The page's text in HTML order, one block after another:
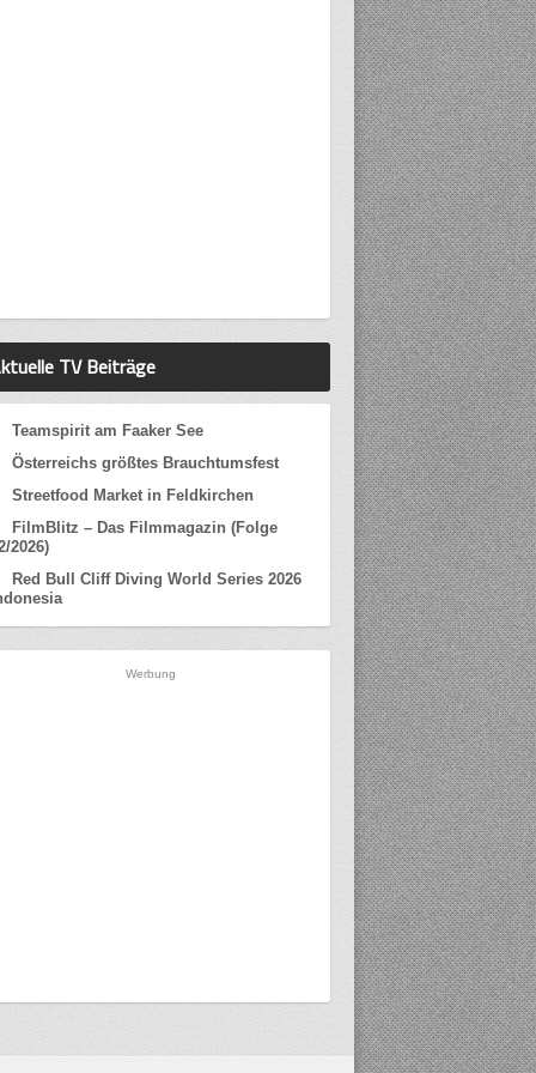
TV Beiträge
Teamspirit am Faaker See
Österreichs größtes Brauchtumsfest
Streetfood Market in Feldkirchen
FilmBlitz – Das Filmmagazin (Folge
2026)
Red Bull Cliff Diving World Series 2026
Werbung